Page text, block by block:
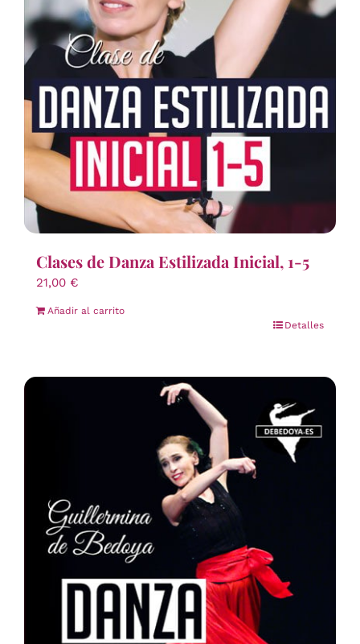
Clases de Danza Estilizada Inicial, 1-5
21,00 €
Añadir al carrito
Detalles